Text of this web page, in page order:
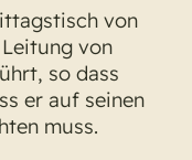
von
von
so dass
er auf seinen
muss.